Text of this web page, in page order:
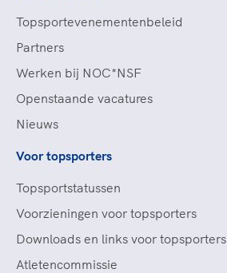
Topsportevenementenbeleid
Partners
Werken bij NOC*NSF
Openstaande vacatures
Nieuws
Voor topsporters
Topsportstatussen
Voorzieningen voor topsporters
Downloads en links voor topsporters
Atletencommissie